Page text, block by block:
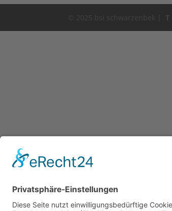
© 2025 bsi schwarzenbek | T